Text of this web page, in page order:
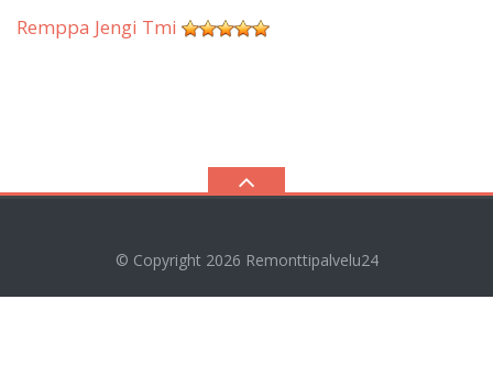
Remppa Jengi Tmi
© Copyright 2026 Remonttipalvelu24